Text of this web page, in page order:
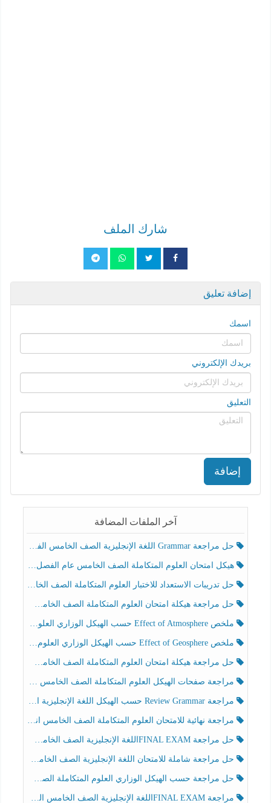
شارك الملف
إضافة تعليق
اسمك
بريدك الإلكتروني
التعليق
إضافة
آخر الملفات المضافة
حل مراجعة Grammar اللغة الإنجليزية الصف الخامس الفصل الثالث
هيكل امتحان العلوم المتكاملة الصف الخامس عام الفصل الدراسي الثالث 2025-2026
حل تدريبات الاستعداد للاختبار العلوم المتكاملة الصف الخامس عام الفصل الثالث
حل مراجعة هيكلة امتحان العلوم المتكاملة الصف الخامس انسبير الفصل الثالث
ملخص Effect of Atmosphere حسب الهيكل الوزاري العلوم المتكاملة الصف الخامس انسبير الفصل الثالث
ملخص Effect of Geosphere حسب الهيكل الوزاري العلوم المتكاملة الصف الخامس انسبير الفصل الثالث
حل مراجعة هيكلة امتحان العلوم المتكاملة الصف الخامس عام الفصل الثالث
مراجعة صفحات الهيكل العلوم المتكاملة الصف الخامس انسبير الفصل الثالث
مراجعة Review Grammar حسب الهيكل اللغة الإنجليزية الصف الخامس الفصل الثالث
مراجعة نهائية للامتحان العلوم المتكاملة الصف الخامس انسبير الفصل الثالث
حل مراجعة FINAL EXAMاللغة الإنجليزية الصف الخامس الفصل الثالث
حل مراجعة شاملة للامتحان اللغة الإنجليزية الصف الخامس الفصل الثالث
حل مراجعة حسب الهيكل الوزاري العلوم المتكاملة الصف الخامس عام الفصل الثالث
مراجعة FINAL EXAMاللغة الإنجليزية الصف الخامس الفصل الثالث